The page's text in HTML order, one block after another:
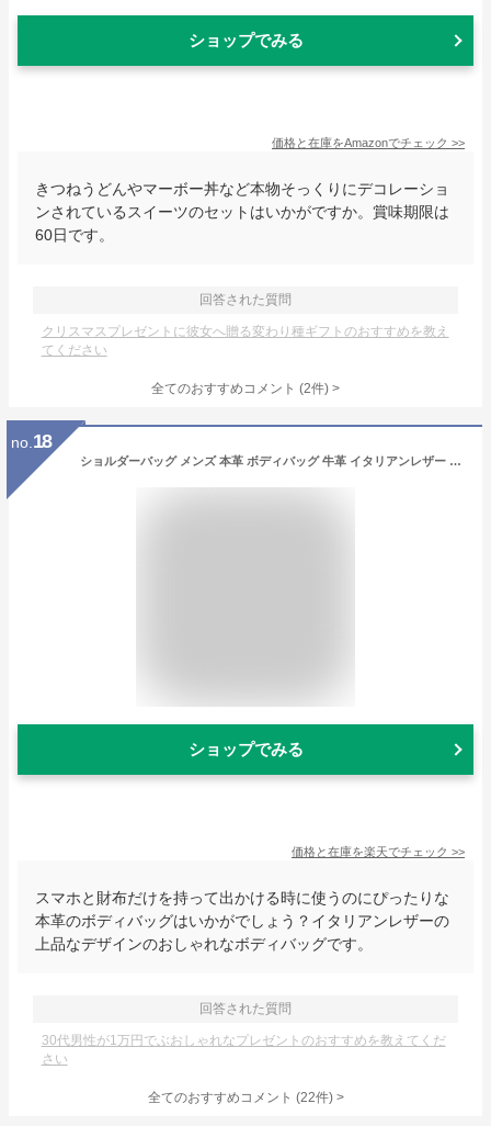
ショップでみる
価格と在庫をAmazonでチェック >>
きつねうどんやマーボー丼など本物そっくりにデコレーショ
ンされているスイーツのセットはいかがですか。賞味期限は
60日です。
回答された質問
クリスマスプレゼントに彼女へ贈る変わり種ギフトのおすすめを教え
てください
全てのおすすめコメント (2件) >
no. 18
ショルダーバッグ メンズ 本革 ボディバッグ 牛革 イタリアンレザー L字ファスナー 2WAY レザー 小さめ コンパクト ショルダーバック バッグ 横型 斜めがけバッグ 斜めがけ ミニショルダーバッグ DomTeporna Italy ブランド シンプル 送料無料
ショップでみる
価格と在庫を楽天でチェック >>
スマホと財布だけを持って出かける時に使うのにぴったりな
本革のボディバッグはいかがでしょう？イタリアンレザーの
上品なデザインのおしゃれなボディバッグです。
回答された質問
30代男性が1万円でぶおしゃれなプレゼントのおすすめを教えてくだ
さい
全てのおすすめコメント (22件) >